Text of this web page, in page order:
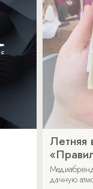
Летняя
дачную